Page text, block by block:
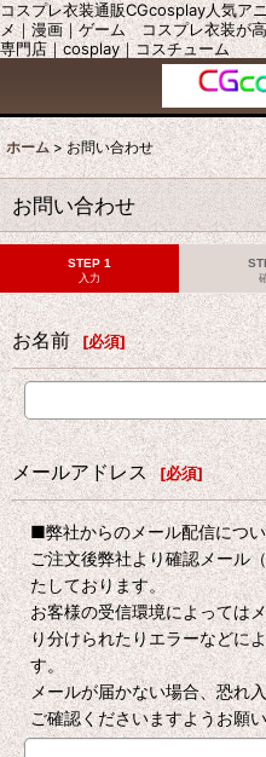
コスプレ衣装通販CGcosplay人気ア
メ｜漫画｜ゲーム コスプレ衣装が
専門店｜cosplay｜コスチューム
ホーム > お問い合わせ
お問い合わせ
STEP 1
入力
お名前 [必須]
メールアドレス [必須]
■弊社からのメール配信につ
ご注文後弊社より確認メール
たしております。
お客様の受信環境によっては
り分けられたりエラーなどに
す。
メールが届かない場合、恐れ
ご確認くださいますようお願